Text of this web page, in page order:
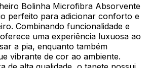
Bolinha Microfibra Absorvente
perfeito para adicionar conforto e
Combinando funcionalidade e
uma experiência luxuosa ao
a pia, enquanto também
vibrante de cor ao ambiente.